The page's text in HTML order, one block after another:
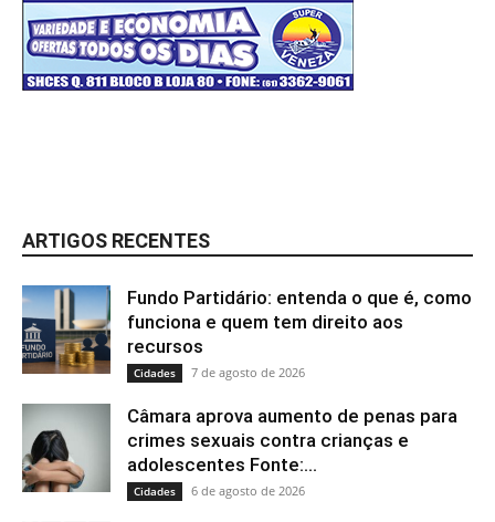
ARTIGOS RECENTES
Fundo Partidário: entenda o que é, como
funciona e quem tem direito aos
recursos
Cidades 7 de agosto de 2026
Câmara aprova aumento de penas para
crimes sexuais contra crianças e
adolescentes Fonte:...
Cidades 6 de agosto de 2026